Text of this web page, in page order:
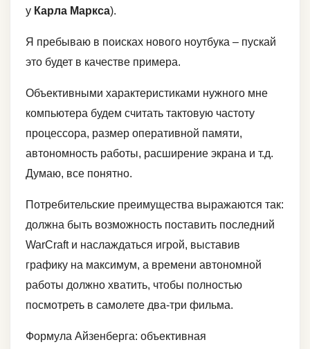
у Карла Маркса).
Я пребываю в поисках нового ноутбука – пускай
это будет в качестве примера.
Объективными характеристиками нужного мне
компьютера будем считать тактовую частоту
процессора, размер оперативной памяти,
автономность работы, расширение экрана и т.д.
Думаю, все понятно.
Потребительские преимущества выражаются так:
должна быть возможность поставить последний
WarCraft и наслаждаться игрой, выставив
графику на максимум, а времени автономной
работы должно хватить, чтобы полностью
посмотреть в самолете два-три фильма.
Формула Айзенберга: объективная